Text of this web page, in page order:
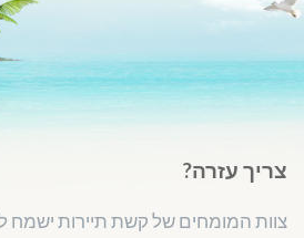
צריך עזרה?
צוות המומחים של קשת תיירות ישמח